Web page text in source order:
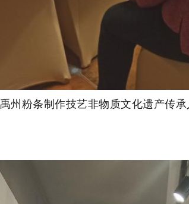
禹州粉条制作技艺非物质文化遗产传